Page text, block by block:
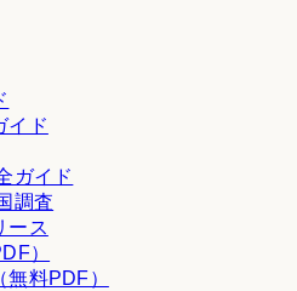
イド
ガイド
調査
ース
）
料PDF）